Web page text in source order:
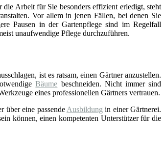
Arbeit für Sie besonders effizient erledigt, steht
Vor allem in jenen Fällen, bei denen Sie
Pausen in der Gartenpflege sind im Regelfall
unaufwendige Pflege durchzuführen.
ist es ratsam, einen Gärtner anzustellen.
Bäume beschneiden. Nicht immer sind
eines professionellen Gärtners vertrauen.
über eine passende Ausbildung in einer Gärtnerei.
können, einen kompetenten Unterstützer für die